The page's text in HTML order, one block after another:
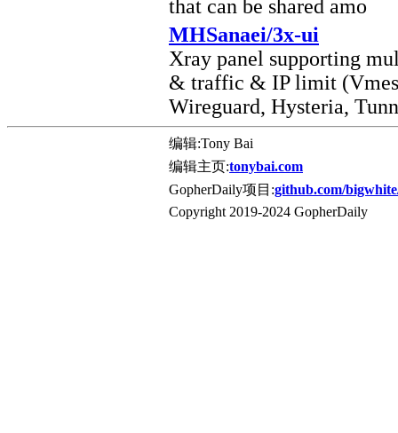
that can be shared amo
MHSanaei/3x-ui
Xray panel supporting
& traffic & IP limit
Wireguard, Hysteria,
编辑:Tony Bai
编辑主页:tonybai.com
GopherDaily项目:github.com/
Copyright 2019-2024 GopherDaily